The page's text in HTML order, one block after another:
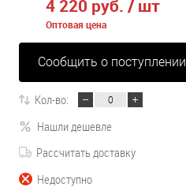
4 220 руб. / шт
Оптовая цена
Сообщить о поступлении
Кол-во:
Нашли дешевле
Рассчитать доставку
Недоступно